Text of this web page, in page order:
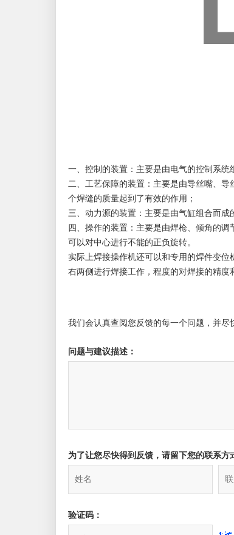
一、控制的装置：主要是由电气的控制系统
二、工艺保障的装置：主要是由导丝嘴、
个焊缝的质量起到了有效的作用；
三、动力源的装置：主要是由气缸组合而成
四、操作的装置：主要是由焊枪、倾角的
可以对中心进行不能的正负旋转。
实际上焊接操作机还可以和专用的焊件变
右两侧进行焊接工作，程度的对焊接的精度
我们会认真查阅您反馈的每一个问题，并尽
问题与建议描述：
为了让您尽快得到反馈，请留下您的联系方
验证码：